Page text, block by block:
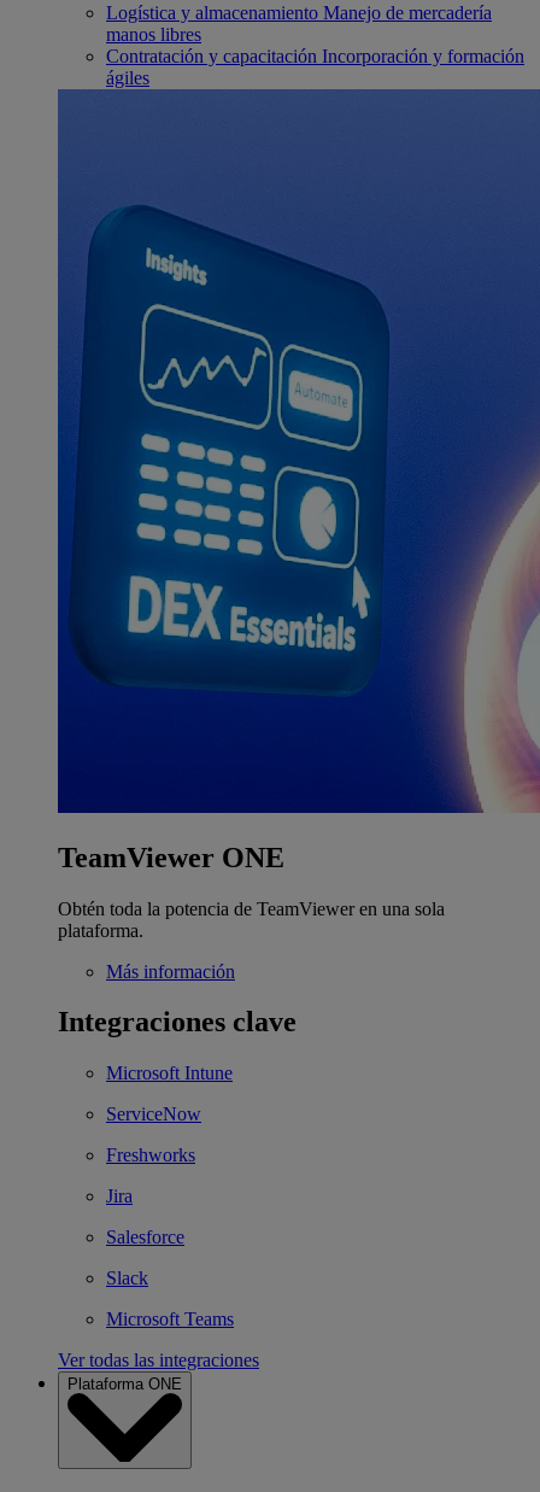
Logística y almacenamiento Manejo de mercadería
manos libres
Contratación y capacitación Incorporación y formación
ágiles
TeamViewer ONE
Obtén toda la potencia de TeamViewer en una sola
plataforma.
Más información
Integraciones clave
Microsoft Intune
ServiceNow
Freshworks
Jira
Salesforce
Slack
Microsoft Teams
Ver todas las integraciones
Plataforma ONE